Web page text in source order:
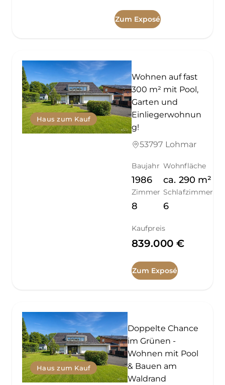
Zum Exposé
Haus zum Kauf
Wohnen auf fast
300 m² mit Pool,
Garten und
Einliegerwohnun
g!
53797 Lohmar
Baujahr
1986
Wohnfläche
ca. 290 m²
Zimmer
8
Schlafzimmer
6
Kaufpreis
839.000 €
Zum Exposé
Haus zum Kauf
Doppelte Chance
im Grünen -
Wohnen mit Pool
& Bauen am
Waldrand